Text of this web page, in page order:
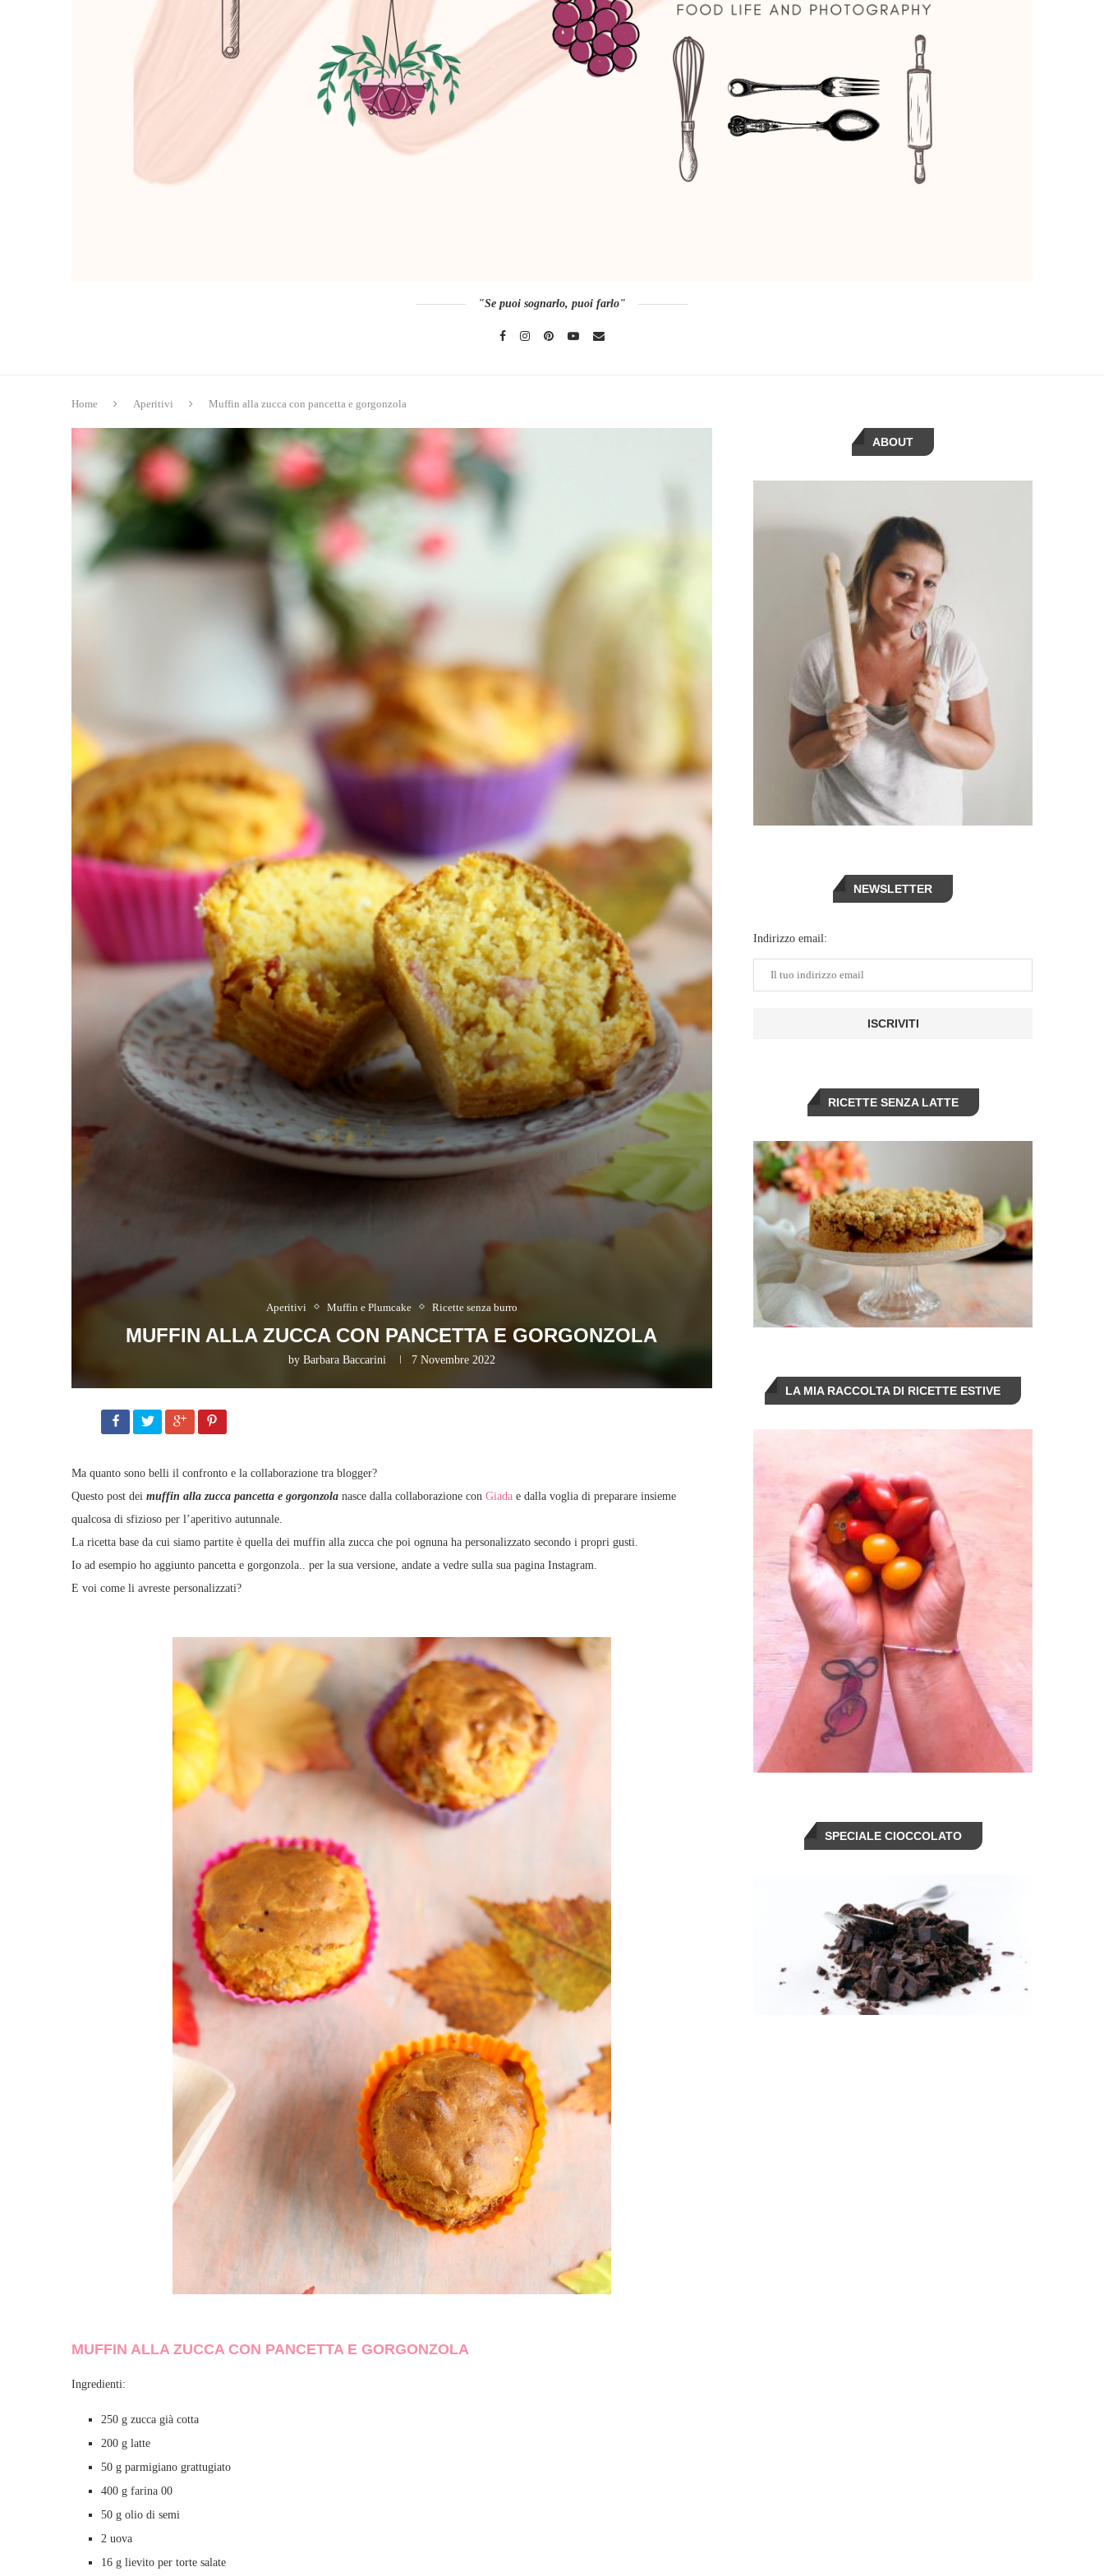
"Se puoi sognarlo, puoi farlo"
Home Aperitivi Muffin alla zucca con pancetta e gorgonzola
Aperitivi Muffin e Plumcake Ricette senza burro
MUFFIN ALLA ZUCCA CON PANCETTA E GORGONZOLA
by Barbara Baccarini 7 Novembre 2022
Ma quanto sono belli il confronto e la collaborazione tra blogger?
Questo post dei muffin alla zucca pancetta e gorgonzola nasce dalla collaborazione con Giada e dalla voglia di preparare insieme
qualcosa di sfizioso per l’aperitivo autunnale.
La ricetta base da cui siamo partite è quella dei muffin alla zucca che poi ognuna ha personalizzato secondo i propri gusti.
Io ad esempio ho aggiunto pancetta e gorgonzola.. per la sua versione, andate a vedre sulla sua pagina Instagram.
E voi come li avreste personalizzati?
MUFFIN ALLA ZUCCA CON PANCETTA E GORGONZOLA
Ingredienti:
250 g zucca già cotta
200 g latte
50 g parmigiano grattugiato
400 g farina 00
50 g olio di semi
2 uova
16 g lievito per torte salate
ABOUT
NEWSLETTER
Indirizzo email:
RICETTE SENZA LATTE
LA MIA RACCOLTA DI RICETTE ESTIVE
SPECIALE CIOCCOLATO